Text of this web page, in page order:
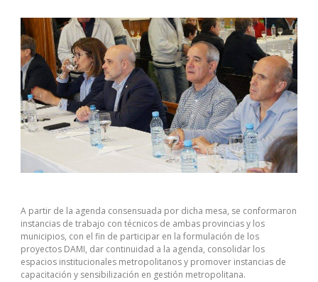
A partir de la agenda consensuada por dicha mesa, se conformaron
instancias de trabajo con técnicos de ambas provincias y los
municipios, con el fin de participar en la formulación de los
proyectos DAMI, dar continuidad a la agenda, consolidar los
espacios institucionales metropolitanos y promover instancias de
capacitación y sensibilización en gestión metropolitana.